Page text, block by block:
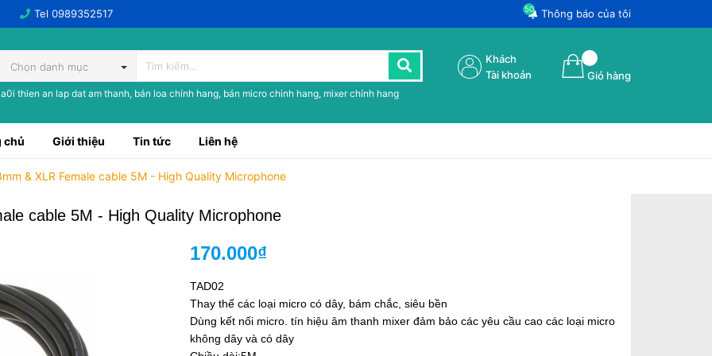
Tel 0989352517 Thông báo của tôi
50
Chọn danh mục
thien an lap dat am thanh, bán loa chính hang, bán micro chinh hang, mixer chính hang
Giỏ hàng
Khách
Tài khoản
chủ Giới thiệu Tin tức Liên hệ
& XLR Female cable 5M - High Quality Microphone
cable 5M - High Quality Microphone
170.000₫
TAD02
Thay thế các loại micro có dây, bám chắc, siêu bền
Dùng kết nối micro. tín hiệu âm thanh mixer đảm bảo các yêu cầu cao các loại micro
không dây và có dây